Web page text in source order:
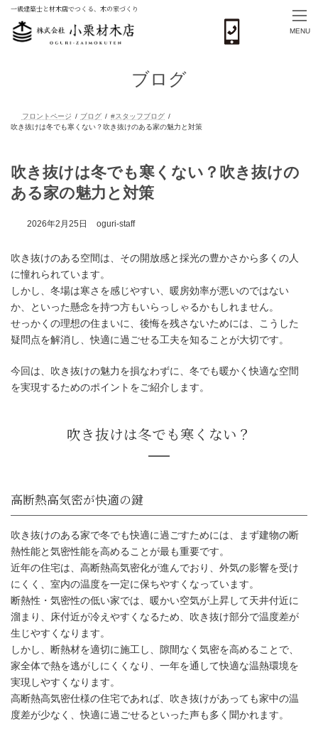
一級建築士と材木店でつくる、木の家づくり
ブログ
吹き抜けは冬でも寒くない？吹き抜けの
ある家の魅力と対策
2026年2月25日 oguri-staff
吹き抜けのある空間は、その開放感と採光の豊かさから多くの人
に憧れられています。
しかし、冬場は寒さを感じやすい、暖房効率が悪いのではない
か、といった懸念を持つ方もいらっしゃるかもしれません。
せっかくの理想の住まいに、後悔を残さないためには、こうした
疑問点を解消し、快適に過ごせる工夫を知ることが大切です。
今回は、吹き抜けの魅力を損なわずに、冬でも暖かく快適な空間
を実現するためのポイントをご紹介します。
吹き抜けは冬でも寒くない？
高断熱高気密が快適の鍵
吹き抜けのある家で冬でも快適に過ごすためには、まず建物の断
熱性能と気密性能を高めることが最も重要です。
近年の住宅は、高断熱高気密化が進んでおり、外気の影響を受け
にくく、室内の温度を一定に保ちやすくなっています。
断熱性・気密性の低い家では、暖かい空気が上昇して天井付近に
溜まり、床付近が冷えやすくなるため、吹き抜け部分で温度差が
生じやすくなります。
しかし、断熱材を適切に施工し、隙間なく気密を高めることで、
家全体で熱を逃がしにくくなり、一年を通して快適な温熱環境を
実現しやすくなります。
高断熱高気密仕様の住宅であれば、吹き抜けがあっても家中の温
度差が少なく、快適に過ごせるといった声も多く聞かれます。
MENU